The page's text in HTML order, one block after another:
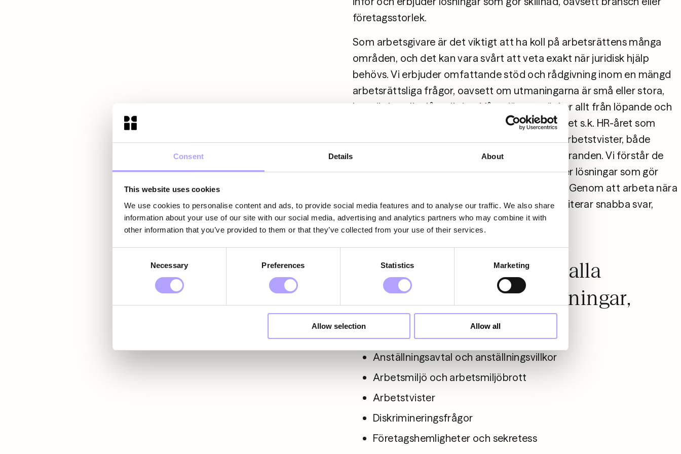
Consent Details About
This website uses cookies
We use cookies to personalise content and ads, to provide social media features and to analyse our traffic. We also share
information about your use of our site with our social media, advertising and analytics partners who may combine it with
other information that you’ve provided to them or that they’ve collected from your use of their services.
Necessary Preferences Statistics Marketing
Allow selection Allow all
företagsstorlek.
Som arbetsgivare är det viktigt att ha koll på arbetsrättens många
områden, och det kan vara svårt att veta exakt när juridisk hjälp
behövs. Vi erbjuder omfattande stöd och rådgivning inom en mängd
arbetsrättsliga frågor, oavsett om utmaningarna är små eller stora,
kortsiktiga eller långsiktiga. Våra tjänster täcker allt från löpande och
proaktiv arbetsrättslig rådgivning under hela det s.k. HR-året som
hantering av konflikter på arbetsplatsen och arbetstvister, både
allmän domstol och inom ramen för skiljeförfaranden. Vi förstår de
utmaningar som företag står inför och erbjuder lösningar som gör
skillnad, oavsett bransch eller företagsstorlek. Genom att arbeta nära
er förstår vi er verksamhet på djupet och prioriterar snabba svar,
eftersom vi förstår hur viktigt det är för er.
Vår rådgivning omfattar alla
arbetsrättsliga frågeställningar,
däribland:
Anställningsavtal och anställningsvillkor
Arbetsmiljö och arbetsmiljöbrott
Arbetstvister
Diskrimineringsfrågor
Företagshemligheter och sekretess